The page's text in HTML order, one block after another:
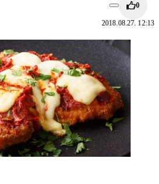
0
2018.08.27. 12:13